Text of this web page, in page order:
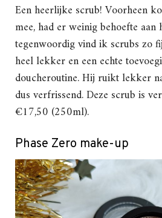
Een heerlijke scrub! Voorheen
mee, had er weinig behoefte aan
tegenwoordig vind ik scrubs zo
heel lekker en een echte
doucheroutine. Hij ruikt lekker
dus verfrissend. Deze scrub is
€17,50 (250ml).
Phase Zero make-up